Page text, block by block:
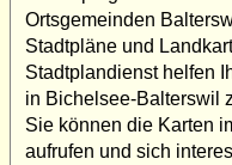
Ortsgemeinden
Stadtpläne und
Stadtplandienst helfen
in Bichelsee-Balterswil
Sie können die Karten
aufrufen und sich